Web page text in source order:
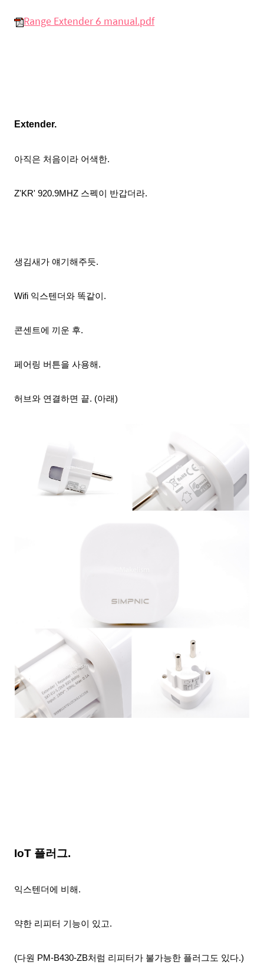
Range Extender 6 manual.pdf
Extender.
아직은 처음이라 어색한.
Z'KR' 920.9MHZ 스펙이 반갑더라.
생김새가 얘기해주듯.
Wifi 익스텐더와 똑같이.
콘센트에 끼운 후.
페어링 버튼을 사용해.
허브와 연결하면 끝. (아래)
IoT 플러그.
익스텐더에 비해.
약한 리피터 기능이 있고.
(다원 PM-B430-ZB처럼 리피터가 불가능한 플러그도 있다.)